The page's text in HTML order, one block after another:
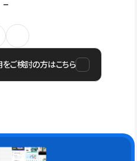
をご検討の方はこちら